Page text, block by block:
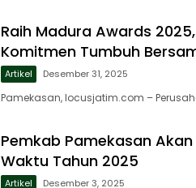
Raih Madura Awards
Komitmen Tumbuh
Artikel Desember 31, 2025
Pamekasan, locusjatim.com –
Pemkab Pamekasan Akan
Waktu Tahun 2025
Artikel Desember 3, 2025